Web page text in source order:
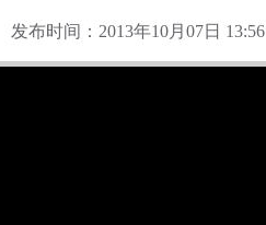
发布时间：2013年10月07日 13:56